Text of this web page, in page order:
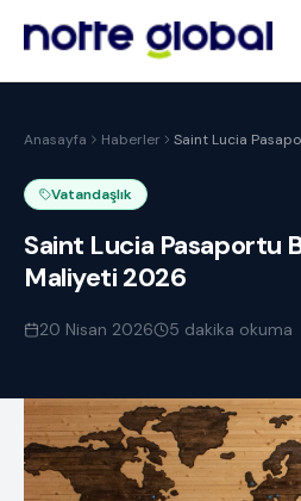
Anasayfa Haberler
Saint Lucia
Vatandaşlık
Saint Lucia Pasaportu
Maliyeti 2026
20 Nisan 2026 5 dakika okuma